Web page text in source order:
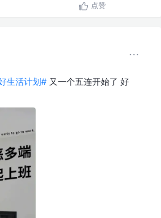
点赞
生活计划# 又一个五连开始了 好